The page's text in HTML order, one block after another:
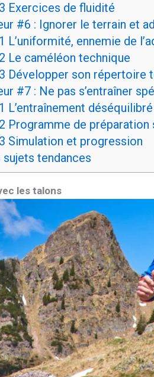
Exercices de fluidité
#6 : Ignorer le terrain et
L’uniformité, ennemie de
Le caméléon technique
Développer son répertoire
#7 : Ne pas s’entraîner
L’entraînement déséquilibré
Programme de préparation
Simulation et progression
sujets tendances
les talons